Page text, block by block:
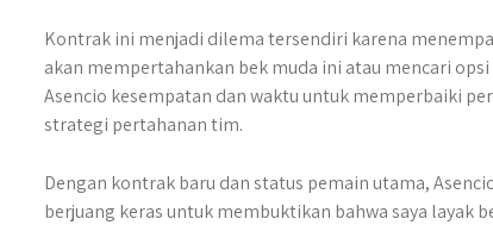
Kontrak ini menjadi dilema tersendiri karena
akan mempertahankan bek muda ini atau mencari
Asencio kesempatan dan waktu untuk memperbaiki
strategi pertahanan tim.
Dengan kontrak baru dan status pemain utama,
berjuang keras untuk membuktikan bahwa saya layak